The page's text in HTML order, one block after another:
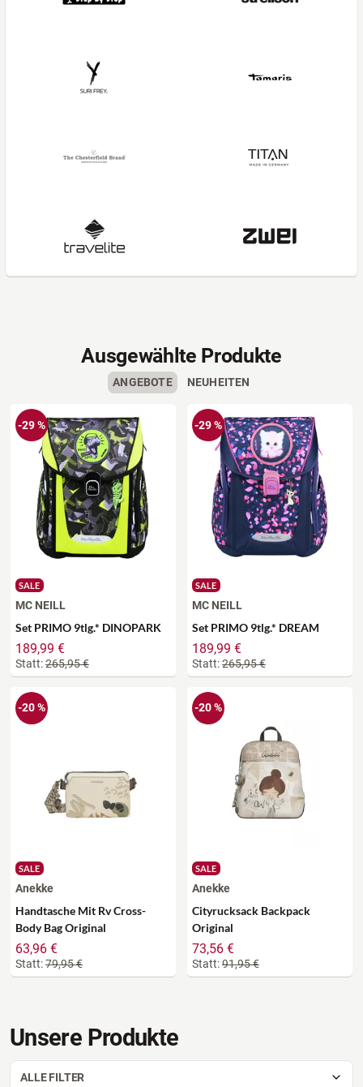
Ausgewählte Produkte
ANGEBOTE NEUHEITEN
SALE
MC NEILL
Set PRIMO 9tlg.* DINOPARK
189,99 €
Statt:265,95 €
-29 %
SALE
MC NEILL
Set PRIMO 9tlg.* DREAM
189,99 €
Statt:265,95 €
-29 %
SALE
Anekke
Handtasche Mit Rv Cross-
Body Bag Original
63,96 €
Statt:79,95 €
-20 %
SALE
Anekke
Cityrucksack Backpack
Original
73,56 €
Statt:91,95 €
-20 %
Unsere Produkte
ALLE FILTER